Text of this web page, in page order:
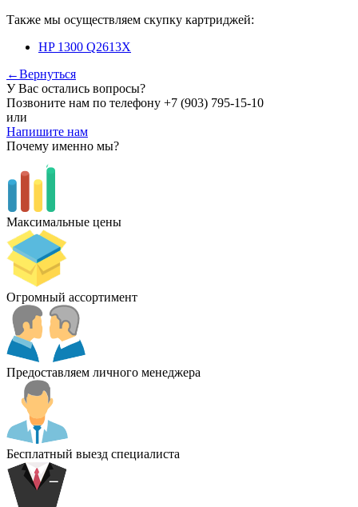
Также мы осуществляем скупку картриджей:
HP 1300 Q2613X
←Вернуться
У Вас остались вопросы?
Позвоните нам по телефону +7 (903) 795-15-10
или
Напишите нам
Почему именно мы?
Максимальные цены
Огромный ассортимент
Предоставляем личного менеджера
Бесплатный выезд специалиста